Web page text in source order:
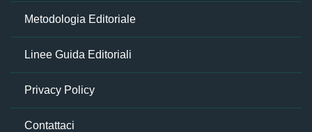
Metodologia Editoriale
Linee Guida Editoriali
Privacy Policy
Contattaci